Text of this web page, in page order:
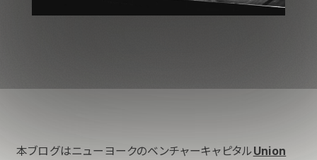
本ブログはニューヨークのベンチャーキャピタルUnion